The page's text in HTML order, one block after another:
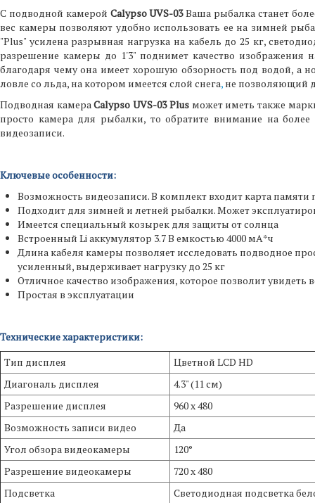
С подводной камерой Calypso UVS-03Ваша рыбалка станет
вес камеры позволяют удобно использовать ее на зимней
"Plus" усилена разрывная нагрузка на кабель до 25 кг,
разрешение камеры до 1'3" поднимет качество изображения
благодаря чему она имеет хорошую обзорность под водой, а
ловле со льда, на котором имеется слой снега, не позволяющий
Подводная камераCalypso UVS-03 Plusможет иметь также
просто камера для рыбалки, то обратите внимание на
видеозаписи.
Ключевые особенности:
Возможность видеозаписи. В комплект входит карта
Подходит для зимней и летней рыбалки. Может
Имеется специальный козырек для защиты от солнца
Встроенный Li аккумулятор 3.7 В емкостью 4000 мА*ч
Длина кабеля камеры позволяет исследовать подводное
усиленный, выдерживает нагрузку до 25 кг
Отличное качество изображения, которое позволит увидеть
Простая в эксплуатации
Технические характеристики:
Тип дисплея
Цветной LCD HD
Диагональ дисплея
4.3" (11 см)
Разрешение дисплея
960 x 480
Возможность записи видео
Да
Угол обзора видеокамеры
120°
Разрешение видеокамеры
720 х 480
Подсветка
Cветодиодная подсветка